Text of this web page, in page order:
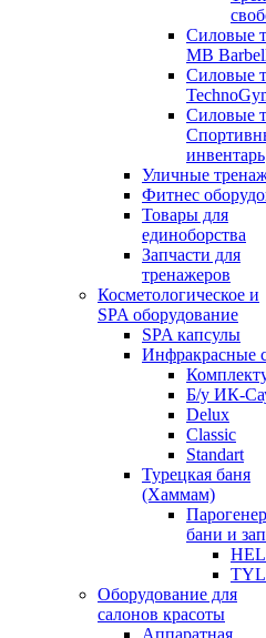
Силовые
MB
Силовые
Силовые
инвентарь
Уличные
Фитнес
Товары для
единоборства
Запчасти для
тренажеров
Косметологическое и
SPA оборудование
SPA капсулы
Инфракрасные
Б/у ИК-
Delux
Classic
Standart
Турецкая баня
(Хаммам)
бани и
Оборудование для
салонов красоты
Аппаратная